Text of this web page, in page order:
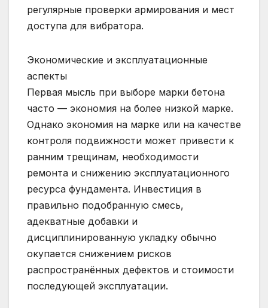
регулярные проверки армирования и мест
доступа для вибратора.
Экономические и эксплуатационные
аспекты
Первая мысль при выборе марки бетона
часто — экономия на более низкой марке.
Однако экономия на марке или на качестве
контроля подвижности может привести к
ранним трещинам, необходимости
ремонта и снижению эксплуатационного
ресурса фундамента. Инвестиция в
правильно подобранную смесь,
адекватные добавки и
дисциплинированную укладку обычно
окупается снижением рисков
распространённых дефектов и стоимости
последующей эксплуатации.